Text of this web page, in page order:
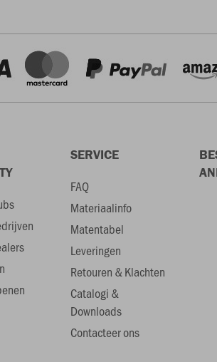
SERVICE
FAQ
Materiaalinfo
Matentabel
Leveringen
Retouren & Klachten
Catalogi &
Downloads
Contacteer ons